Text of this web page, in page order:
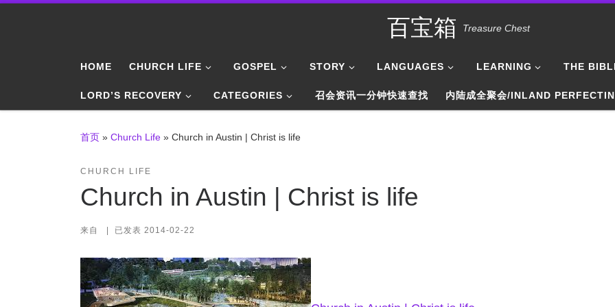
百宝箱 Treasure Chest
HOME CHURCH LIFE GOSPEL STORY LANGUAGES LEARNING THE
LORD’S RECOVERY CATEGORIES 召会资讯一分钟快速查找 内陆成全聚会/INLAND
首页 » Church Life » Church in Austin | Christ is life
CHURCH LIFE
Church in Austin | Christ is life
来自 已发表 2014-02-22